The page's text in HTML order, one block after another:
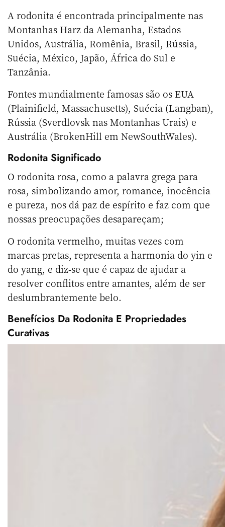
A rodonita é encontrada principalmente nas
Montanhas Harz da Alemanha, Estados
Unidos, Austrália, Romênia, Brasil, Rússia,
Suécia, México, Japão, África do Sul e
Tanzânia.
Fontes mundialmente famosas são os EUA
(Plainifield, Massachusetts), Suécia (Langban),
Rússia (Sverdlovsk nas Montanhas Urais) e
Austrália (BrokenHill em NewSouthWales).
Rodonita Significado
O rodonita rosa, como a palavra grega para
rosa, simbolizando amor, romance, inocência
e pureza, nos dá paz de espírito e faz com que
nossas preocupações desapareçam;
O rodonita vermelho, muitas vezes com
marcas pretas, representa a harmonia do yin e
do yang, e diz-se que é capaz de ajudar a
resolver conflitos entre amantes, além de ser
deslumbrantemente belo.
Benefícios Da Rodonita E Propriedades
Curativas